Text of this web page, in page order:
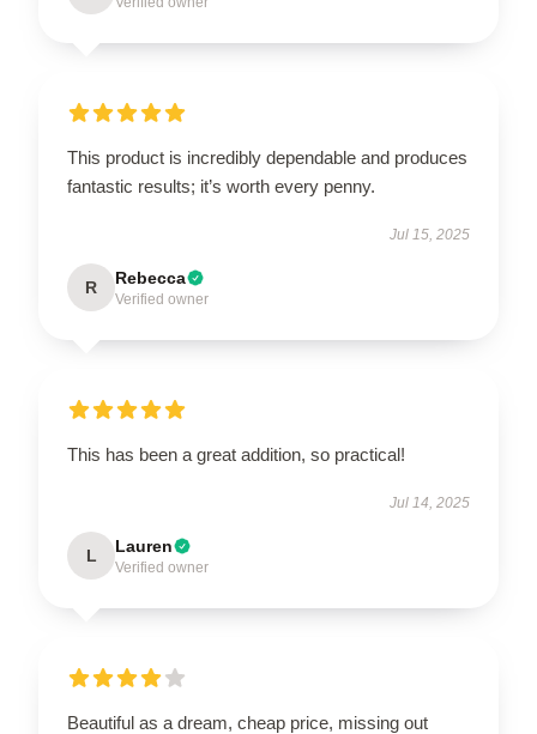
This product is incredibly dependable and produces
fantastic results; it’s worth every penny.
Jul 15, 2025
R Rebecca
Verified owner
This has been a great addition, so practical!
Jul 14, 2025
L Lauren
Verified owner
Beautiful as a dream, cheap price, missing out